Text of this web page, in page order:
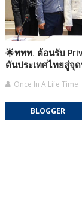
🌟ททท. ต้อนรับ
ดันประเทศไทยสู่จุ
Once In A Life Time
BLOGGER